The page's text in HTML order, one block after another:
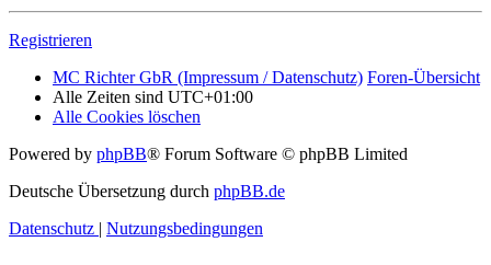
Registrieren
MC Richter GbR (Impressum / Datenschutz) Foren-Übersicht
Alle Zeiten sind UTC+01:00
Alle Cookies löschen
Powered by phpBB® Forum Software © phpBB Limited
Deutsche Übersetzung durch phpBB.de
Datenschutz | Nutzungsbedingungen